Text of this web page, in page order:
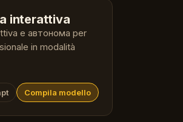
interattiva
e автономa per
in modalità
Compila modello